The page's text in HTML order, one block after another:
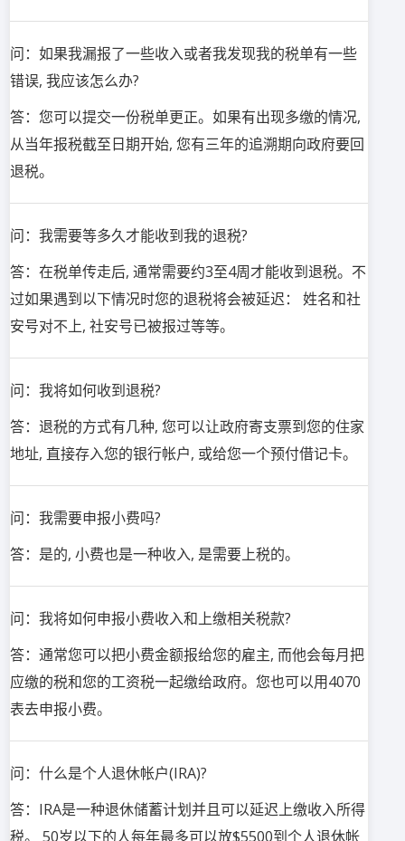
问：如果我漏报了一些收入或者我发现我的税单有一些
错误, 我应该怎么办?
答：您可以提交一份税单更正。如果有出现多缴的情况,
从当年报税截至日期开始, 您有三年的追溯期向政府要回
退税。
问：我需要等多久才能收到我的退税?
答：在税单传走后, 通常需要约3至4周才能收到退税。不
过如果遇到以下情况时您的退税将会被延迟： 姓名和社
安号对不上, 社安号已被报过等等。
问：我将如何收到退税?
答：退税的方式有几种, 您可以让政府寄支票到您的住家
地址, 直接存入您的银行帐户, 或给您一个预付借记卡。
问：我需要申报小费吗?
答：是的, 小费也是一种收入, 是需要上税的。
问：我将如何申报小费收入和上缴相关税款?
答：通常您可以把小费金额报给您的雇主, 而他会每月把
应缴的税和您的工资税一起缴给政府。您也可以用4070
表去申报小费。
问：什么是个人退休帐户(IRA)?
答：IRA是一种退休储蓄计划并且可以延迟上缴收入所得
税。 50岁以下的人每年最多可以放$5500到个人退休帐